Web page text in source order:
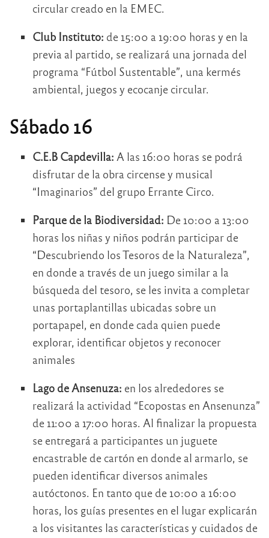
circular creado en la EMEC.
Club Instituto: de 15:00 a 19:00 horas y en la
previa al partido, se realizará una jornada del
programa “Fútbol Sustentable”, una kermés
ambiental, juegos y ecocanje circular.
Sábado 16
C.E.B Capdevilla: A las 16:00 horas se podrá
disfrutar de la obra circense y musical
“Imaginarios” del grupo Errante Circo.
Parque de la Biodiversidad: De 10:00 a 13:00
horas los niñas y niños podrán participar de
“Descubriendo los Tesoros de la Naturaleza”,
en donde a través de un juego similar a la
búsqueda del tesoro, se les invita a completar
unas portaplantillas ubicadas sobre un
portapapel, en donde cada quien puede
explorar, identificar objetos y reconocer
animales
Lago de Ansenuza: en los alrededores se
realizará la actividad “Ecopostas en Ansenunza”
de 11:00 a 17:00 horas. Al finalizar la propuesta
se entregará a participantes un juguete
encastrable de cartón en donde al armarlo, se
pueden identificar diversos animales
autóctonos. En tanto que de 10:00 a 16:00
horas, los guías presentes en el lugar explicarán
a los visitantes las características y cuidados de